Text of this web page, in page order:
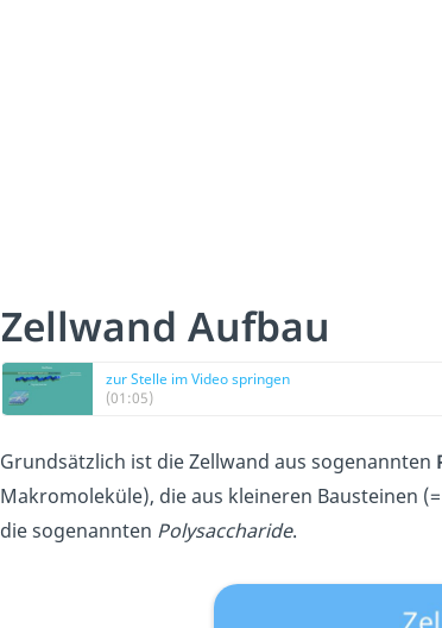
Zellwand Aufbau
zur Stelle im Video springen
(01:05)
Grundsätzlich ist die Zellwand aus sogenannten
Makromoleküle), die aus kleineren Bausteinen (=
die sogenannten Polysaccharide.